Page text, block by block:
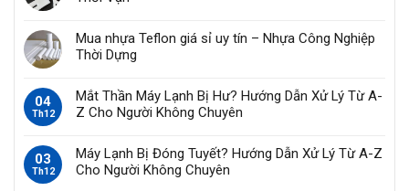
Mua nhựa Teflon giá sỉ uy tín – Nhựa Công Nghiệp
Thời Dựng
04
Th12
Mắt Thần Máy Lạnh Bị Hư? Hướng Dẫn Xử Lý Từ A-
Z Cho Người Không Chuyên
03
Th12
Máy Lạnh Bị Đóng Tuyết? Hướng Dẫn Xử Lý Từ A-Z
Cho Người Không Chuyên